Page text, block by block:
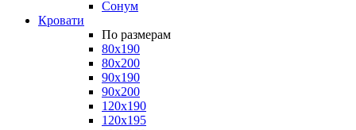
Сонум
Кровати
По размерам
80x190
80x200
90x190
90x200
120x190
120x195